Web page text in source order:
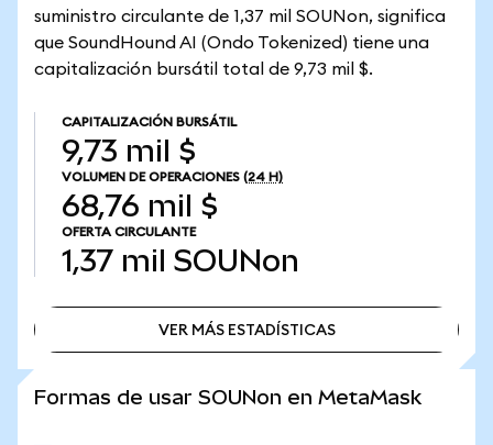
suministro circulante de 1,37 mil SOUNon, significa
que SoundHound AI (Ondo Tokenized) tiene una
capitalización bursátil total de 9,73 mil $.
CAPITALIZACIÓN BURSÁTIL
9,73 mil $
VOLUMEN DE OPERACIONES (24 H)
68,76 mil $
OFERTA CIRCULANTE
1,37 mil SOUNon
VER MÁS ESTADÍSTICAS
Formas de usar SOUNon en MetaMask